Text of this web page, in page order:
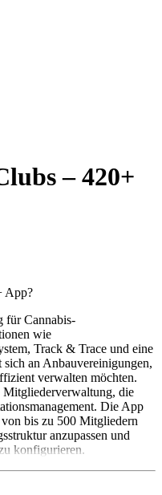
– 420+
App?
für Cannabis-
wie
Track & Trace und eine
sich an Anbauvereinigungen,
verwalten möchten.
Mitgliederverwaltung, die
Die App
bis zu 500 Mitgliedern
anzupassen und
konfigurieren.